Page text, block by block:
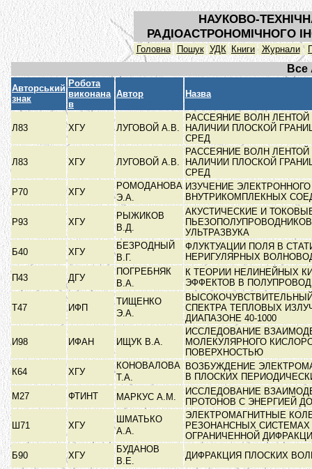
НАУКОВО-
РАДІОАСТРОНОМІЧНОГО
Головна Пошук УДК Книги Журнали
Все
Авторський
знак
Робота
виконана
в
Автор Назва
Л83 ХГУ ЛУГОВОЙ А.В.
РАССЕЯНИЕ ВОЛН
НАЛИЧИИ ПЛОСКОЙ
СРЕД
Л83 ХГУ ЛУГОВОЙ А.В.
РАССЕЯНИЕ ВОЛН
НАЛИЧИИ ПЛОСКОЙ
СРЕД
Р70
ХГУ
РОМОДАНОВА
Э.А.
ИЗУЧЕНИЕ
ВНУТРИКОМПЛЕКНЫХ
Р93 ХГУ
РЫЖИКОВ
В.Д.
АКУСТИЧЕСКИЕ И
УЛЬТРАЗВУКА
Б40
ХГУ
БЕЗРОДНЫЙ
В.Г.
ФЛУКТУАЦИИ ПОЛЯ В
НЕРИГУЛЯРНЫХ
П43
ДГУ
ПОГРЕБНЯК
В.А.
К ТЕОРИИ НЕЛИНЕЙНЫХ
ЭФФЕКТОВ В
Т47 ИФП
ТИЩЕНКО
Э.А.
СПЕКТРА ТЕПЛОВЫХ
ДИАПАЗОНЕ 40-1000
И98 ИФАН ИЩУК В.А.
ИССЛЕДОВАНИЕ
МОЛЕКУЛЯРНОГО
ПОВЕРХНОСТЬЮ
К64
ХГУ
КОНОВАЛОВА
Т.А.
ВОЗБУЖДЕНИЕ
В ПЛОСКИХ
М27
ФТИНТ МАРКУС А.М.
ИССЛЕДОВАНИЕ
ПРОТОНОВ С ЭНЕРГИЕЙ
Ш71 ХГУ
ШМАТЬКО
А.А.
ЭЛЕКТРОМАГНИТНЫЕ
РЕЗОНАНСНЫХ СИСТЕМАХ
ОГРАНИЧЕННОЙ
Б90
ХГУ
БУДАНОВ
В.Е.
ДИФРАКЦИЯ ПЛОСКИХ